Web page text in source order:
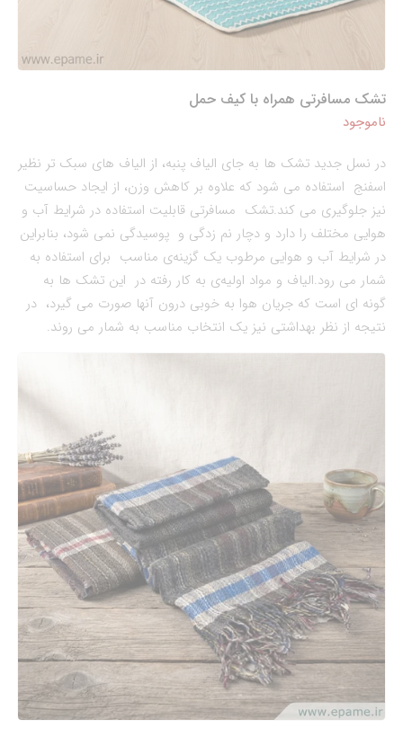
تشک مسافرتی همراه با کیف حمل
ناموجود
در نسل جدید تشک ها به جای الیاف پنبه، از الیاف های سبک تر نظیر
اسفنج استفاده می شود که علاوه بر کاهش وزن، از ایجاد حساسیت
نیز جلوگیری می کند.تشک مسافرتی قابلیت استفاده در شرایط آب و
هوایی مختلف را دارد و دچار نم زدگی و پوسیدگی نمی شود، بنابراین
در شرایط آب و هوایی مرطوب یک گزینه‌‌ی مناسب برای استفاده به
شمار می رود.الیاف و مواد اولیه‌‌ی به کار رفته در این تشک ها به
گونه ای است که جریان هوا به خوبی درون آنها صورت می گیرد، در
نتیجه از نظر بهداشتی نیز یک انتخاب مناسب به شمار می روند.